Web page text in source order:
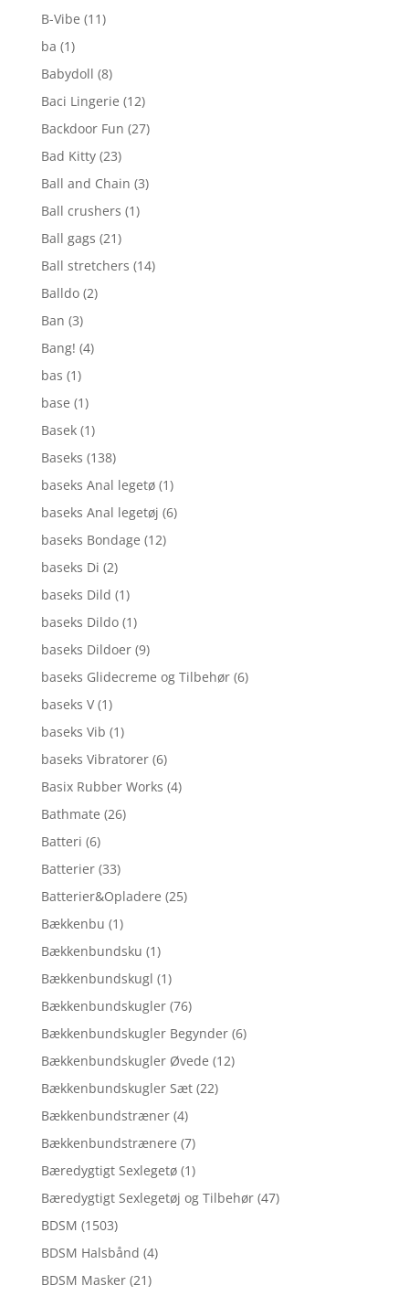
B-Vibe (11)
ba (1)
Babydoll (8)
Baci Lingerie (12)
Backdoor Fun (27)
Bad Kitty (23)
Ball and Chain (3)
Ball crushers (1)
Ball gags (21)
Ball stretchers (14)
Balldo (2)
Ban (3)
Bang! (4)
bas (1)
base (1)
Basek (1)
Baseks (138)
baseks Anal legetø (1)
baseks Anal legetøj (6)
baseks Bondage (12)
baseks Di (2)
baseks Dild (1)
baseks Dildo (1)
baseks Dildoer (9)
baseks Glidecreme og Tilbehør (6)
baseks V (1)
baseks Vib (1)
baseks Vibratorer (6)
Basix Rubber Works (4)
Bathmate (26)
Batteri (6)
Batterier (33)
Batterier&Opladere (25)
Bækkenbu (1)
Bækkenbundsku (1)
Bækkenbundskugl (1)
Bækkenbundskugler (76)
Bækkenbundskugler Begynder (6)
Bækkenbundskugler Øvede (12)
Bækkenbundskugler Sæt (22)
Bækkenbundstræner (4)
Bækkenbundstrænere (7)
Bæredygtigt Sexlegetø (1)
Bæredygtigt Sexlegetøj og Tilbehør (47)
BDSM (1503)
BDSM Halsbånd (4)
BDSM Masker (21)